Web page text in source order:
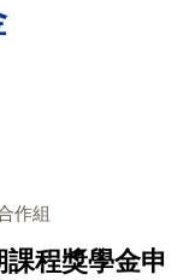
作組
程獎學金申